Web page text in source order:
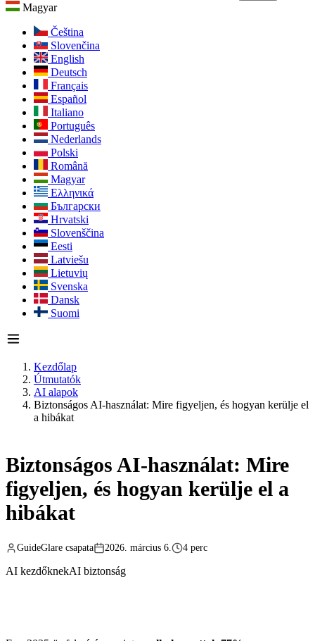
Magyar
Čeština
Slovenčina
English
Deutsch
Français
Español
Italiano
Português
Nederlands
Polski
Română
Magyar
Ελληνικά
Български
Hrvatski
Slovenščina
Eesti
Latviešu
Lietuvių
Svenska
Dansk
Suomi
Kezdőlap
Útmutatók
AI alapok
Biztonságos AI-használat: Mire figyeljen, és hogyan kerülje el
a hibákat
Biztonságos AI-használat: Mire
figyeljen, és hogyan kerülje el a
hibákat
GuideGlare csapata 2026. március 6. 4 perc
AI kezdőknekAI biztonság